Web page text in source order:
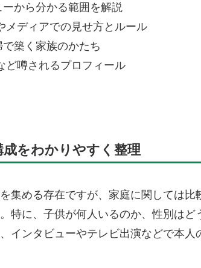
から分かる範囲を解説
メディアでの見せ方とルール
築く家族のかたち
ど噂されるプロフィール
をわかりやすく整理
集める存在ですが、家庭に関しては比
特に、子供が何人いるのか、性別はど
インタビューやテレビ出演などで本人